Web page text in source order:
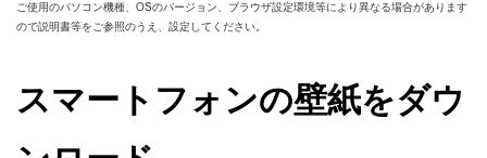
ご使用のパソコン機種、OSのバージョン、ブラウザ設定環境等により異なる場合があります
ので説明書等をご参照のうえ、設定してください。
スマートフォンの壁紙をダウ